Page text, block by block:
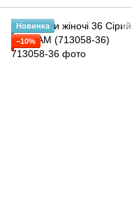
Новинка
−10%